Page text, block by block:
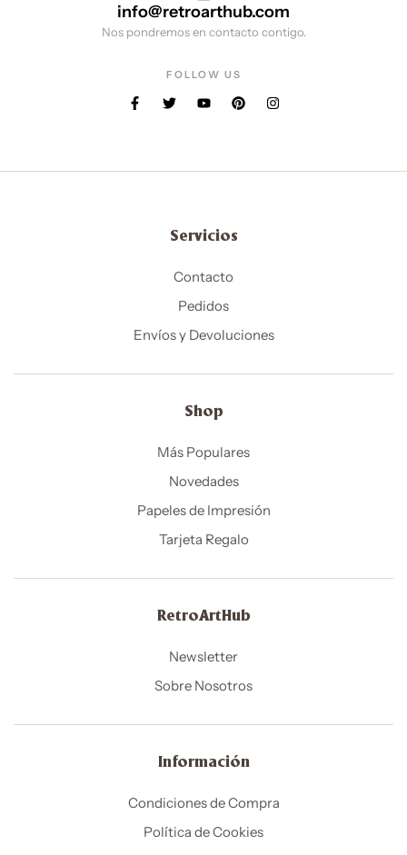
info@retroarthub.com
Nos pondremos en contacto contigo.
FOLLOW US
Servicios
Contacto
Pedidos
Envíos y Devoluciones
Shop
Más Populares
Novedades
Papeles de Impresión
Tarjeta Regalo
RetroArtHub
Newsletter
Sobre Nosotros
Información
Condiciones de Compra
Política de Cookies